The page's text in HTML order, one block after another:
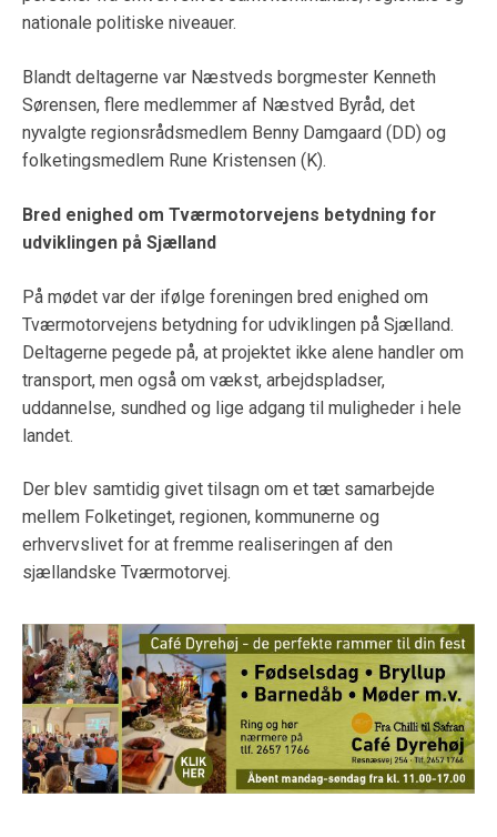
nationale politiske niveauer.
Blandt deltagerne var Næstveds borgmester Kenneth
Sørensen, flere medlemmer af Næstved Byråd, det
nyvalgte regionsrådsmedlem Benny Damgaard (DD) og
folketingsmedlem Rune Kristensen (K).
Bred enighed om Tværmotorvejens betydning for
udviklingen på Sjælland
På mødet var der ifølge foreningen bred enighed om
Tværmotorvejens betydning for udviklingen på Sjælland.
Deltagerne pegede på, at projektet ikke alene handler om
transport, men også om vækst, arbejdspladser,
uddannelse, sundhed og lige adgang til muligheder i hele
landet.
Der blev samtidig givet tilsagn om et tæt samarbejde
mellem Folketinget, regionen, kommunerne og
erhvervslivet for at fremme realiseringen af den
sjællandske Tværmotorvej.